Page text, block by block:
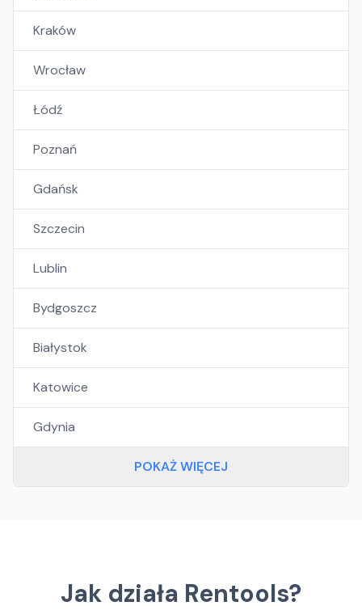
Kraków
Wrocław
Łódź
Poznań
Gdańsk
Szczecin
Lublin
Bydgoszcz
Białystok
Katowice
Gdynia
POKAŻ WIĘCEJ
Jak działa Rentools?